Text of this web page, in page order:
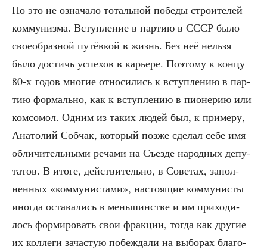
Но это не озна­ча­ло тоталь­ной побе­ды стро­и­те­лей
ком­му­низ­ма. Вступ­ле­ние в пар­тию в СССР было
свое­об­раз­ной путёв­кой в жизнь. Без неё нель­зя
было достичь успе­хов в карье­ре. Поэто­му к кон­цу
80‑х годов мно­гие отно­си­лись к вступ­ле­нию в пар­
тию фор­маль­но, как к вступ­ле­нию в пио­не­рию или
ком­со­мол. Одним из таких людей был, к при­ме­ру,
Ана­то­лий Соб­чак, кото­рый поз­же сде­лал себе имя
обли­чи­тель­ны­ми реча­ми на Съез­де народ­ных депу­
та­тов. В ито­ге, дей­стви­тель­но, в Сове­тах, запол­
нен­ных «ком­му­ни­ста­ми», насто­я­щие ком­му­ни­сты
ино­гда оста­ва­лись в мень­шин­стве и им при­хо­ди­
лось фор­ми­ро­вать свои фрак­ции, тогда как дру­гие
их кол­ле­ги зача­стую побеж­да­ли на выбо­рах бла­го­